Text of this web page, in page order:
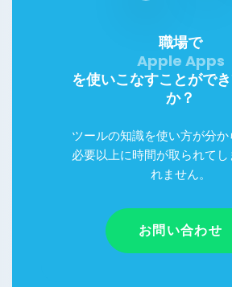
職場で
Apple Apps
を使いこなすことがで
か？
ツールの知識を使い方が分か
必要以上に時間が取られて
れません。
お問い合わせ